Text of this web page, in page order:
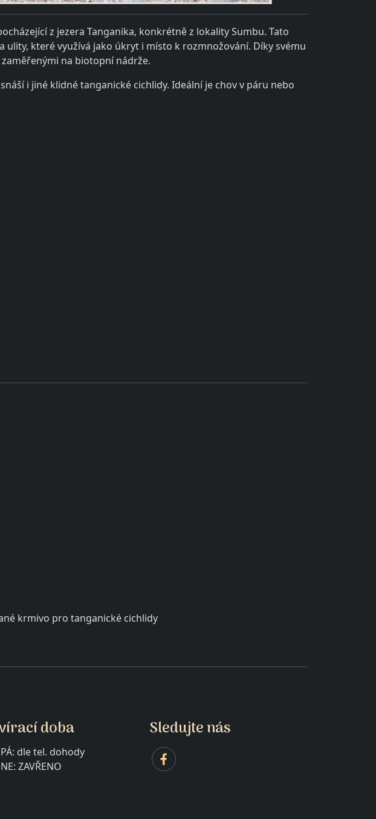
z jezera Tanganika, konkrétně z lokality Sumbu. Tato
které využívá jako úkryt i místo k rozmnožování. Díky svému
na biotopní nádrže.
i jiné klidné tanganické cichlidy. Ideální je chov v páru nebo
krmivo pro tanganické cichlidy
doba
dle tel. dohody
NE: ZAVŘENO
Sledujte nás